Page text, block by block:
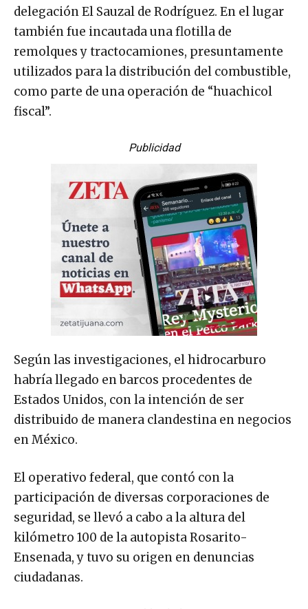
delegación El Sauzal de Rodríguez. En el lugar
también fue incautada una flotilla de
remolques y tractocamiones, presuntamente
utilizados para la distribución del combustible,
como parte de una operación de “huachicol
fiscal”.
Publicidad
Según las investigaciones, el hidrocarburo
habría llegado en barcos procedentes de
Estados Unidos, con la intención de ser
distribuido de manera clandestina en negocios
en México.
El operativo federal, que contó con la
participación de diversas corporaciones de
seguridad, se llevó a cabo a la altura del
kilómetro 100 de la autopista Rosarito-
Ensenada, y tuvo su origen en denuncias
ciudadanas.